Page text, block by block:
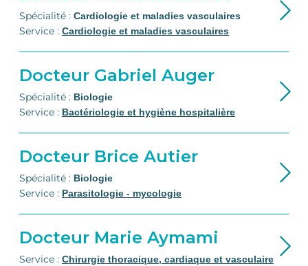
Spécialité : Cardiologie et maladies vasculaires
Service : Cardiologie et maladies vasculaires
Docteur Gabriel Auger
Spécialité : Biologie
Service : Bactériologie et hygiène hospitalière
Docteur Brice Autier
Spécialité : Biologie
Service : Parasitologie - mycologie
Docteur Marie Aymami
Service : Chirurgie thoracique, cardiaque et vasculaire